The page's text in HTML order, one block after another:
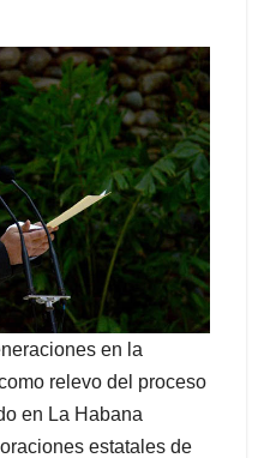
en la
relevo del proceso
en La Habana
estatales de